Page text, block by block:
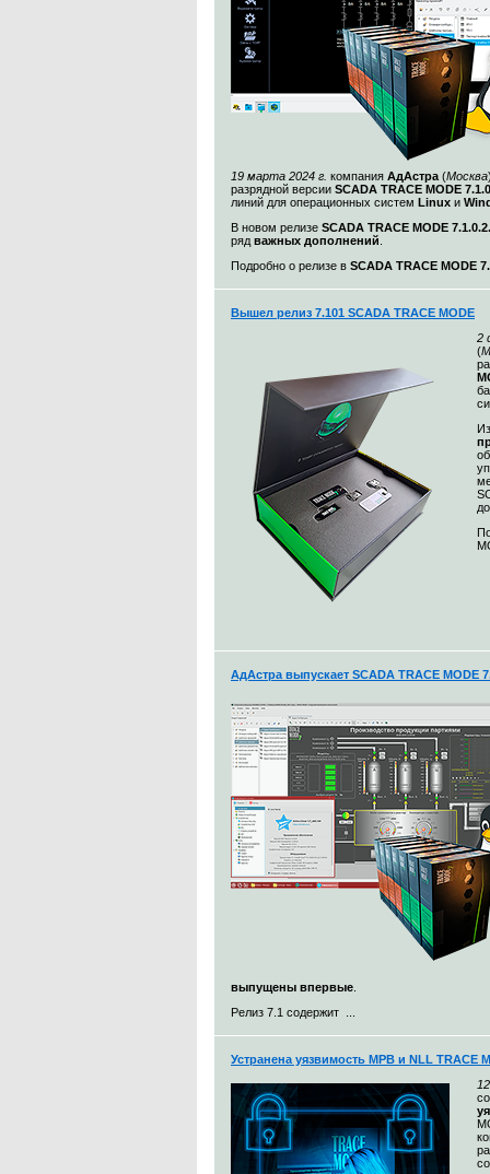
19 марта 2024 г. компания АдАстра (Москва
разрядной версии SCADA TRACE MODE
линий для операционных систем Linux и
В новом релизе SCADA TRACE MODE 7.1.0.2.
ряд важных дополнений
Подробно о релизе в SCADA TRACE MODE
Вышел релиз 7.101 SCADA TRACE MODE
2
(
АдАстра выпускает SCADA TRACE MODE
выпущены впервые
Релиз 7.1 содержит ...
Устранена уязвимость МРВ и NLL TRACE